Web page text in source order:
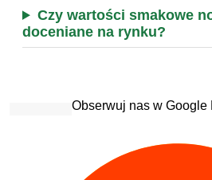
Czy wartości smakowe
doceniane na rynku?
Obserwuj nas w